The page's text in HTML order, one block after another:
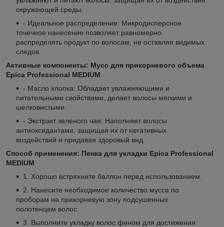
окружающей среды.
- Идеальное распределение: Микродисперсное
точечное нанесение позволяет равномерно
распределять продукт по волосам, не оставляя видимых
следов.
Активные компоненты: Мусс для прикорневого объема
Epica Professional MEDIUM
- Масло хлопка: Обладает увлажняющими и
питательными свойствами, делает волосы мягкими и
шелковистыми.
- Экстракт зеленого чая: Наполняет волосы
антиоксидантами, защищая их от негативных
воздействий и придавая здоровый вид.
Способ применения: Пенка для укладки Epica Professional
MEDIUM
1. Хорошо встряхните баллон перед использованием.
2. Нанесите необходимое количество мусса по
проборам на прикорневую зону подсушенных
полотенцем волос.
3. Выполните укладку волос феном для достижения